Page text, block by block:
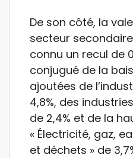
De son côté, la
secteur
connu un recul de
conjugué de la
ajoutées de
4,8%, des
de 2,4% et de la
« Électricité, gaz,
et déchets » de